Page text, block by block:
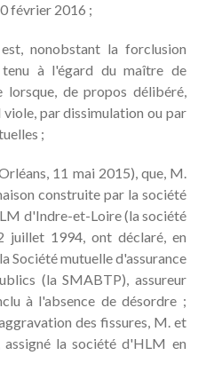
février 2016 ;
nonobstant la forclusion
tenu à l'égard du maître de
lorsque, de propos délibéré,
viole, par dissimulation ou par
;
11 mai 2015), que, M.
construite par la société
d'Indre-et-Loire (la société
juillet 1994, ont déclaré, en
Société mutuelle d'assurance
(la SMABTP), assureur
à l'absence de désordre ;
des fissures, M. et
assigné la société d'HLM en